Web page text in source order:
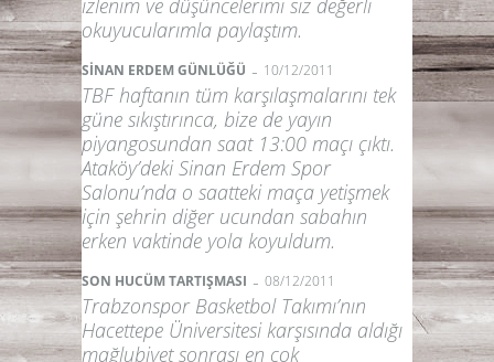
izlenim ve düşüncelerimi siz değerli
okuyucularımla paylaştım.
SİNAN ERDEM GÜNLÜĞÜ - 10/12/2011
TBF haftanın tüm karşılaşmalarını tek
güne sıkıştırınca, bize de yayın
piyangosundan saat 13:00 maçı çıktı.
Ataköy’deki Sinan Erdem Spor
Salonu’nda o saatteki maça yetişmek
için şehrin diğer ucundan sabahın
erken vaktinde yola koyuldum.
SON HUCÜM TARTIŞMASI - 08/12/2011
Trabzonspor Basketbol Takımı’nın
Hacettepe Üniversitesi karşısında aldığı
mağlubiyet sonrası en çok